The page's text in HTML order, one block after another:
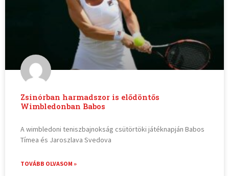
Zsinórban harmadszor is elődöntős
Wimbledonban Babos
A wimbledoni teniszbajnokság csütörtöki játéknapján Babos
Tímea és Jaroszlava Svedova
TOVÁBB OLVASOM »